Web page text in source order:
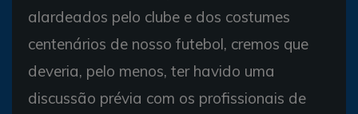
alardeados pelo clube e dos costumes
centenários de nosso futebol, cremos que
deveria, pelo menos, ter havido uma
discussão prévia com os profissionais de